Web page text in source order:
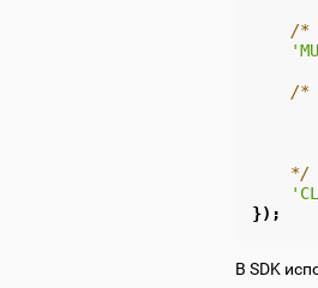
/*
/*
    */
});
В SDK